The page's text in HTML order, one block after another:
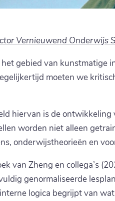
Vernieuwend Onderwijs
gebied van kunstmatige
moeten we
hiervan is de
worden niet alleen
onderwijstheorieën en
van Zheng en collega’s
genormaliseerde
logica begrijpt van